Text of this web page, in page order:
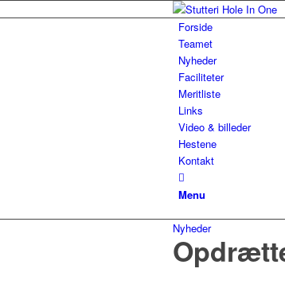
Forside
Teamet
Nyheder
Faciliteter
Meritliste
Links
Video & billeder
Hestene
Kontakt
Menu
Nyheder